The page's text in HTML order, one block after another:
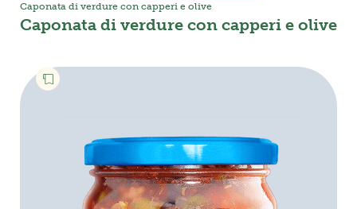
La Filiera Produttiva
La Storia
La Tracciabilità
SOSTENIBILITÀ
Verdure e Legumi conservati
Piatti pronti vegetali
Succhi di frutta
RICETTE
Caponata di verdure con capperi e olive
Caponata di verdure con capperi e olive